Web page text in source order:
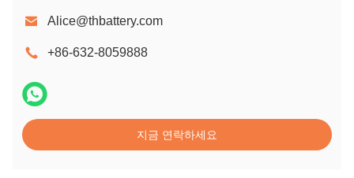
Alice@thbattery.com
+86-632-8059888
지금 연락하세요